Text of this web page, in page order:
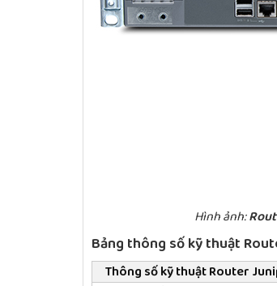
Hình ảnh:
Bảng thông số kỹ thuật
Thông số kỹ thuật Router